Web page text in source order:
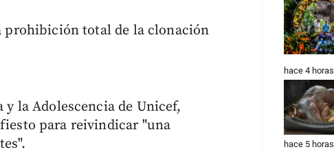
prohibición total de la clonación
la Adolescencia de Unicef,
para reivindicar "una
hace 4 horas
hace 5 horas